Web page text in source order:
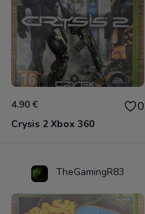
4.90 € 0
Crysis 2 Xbox 360
TheGamingR83